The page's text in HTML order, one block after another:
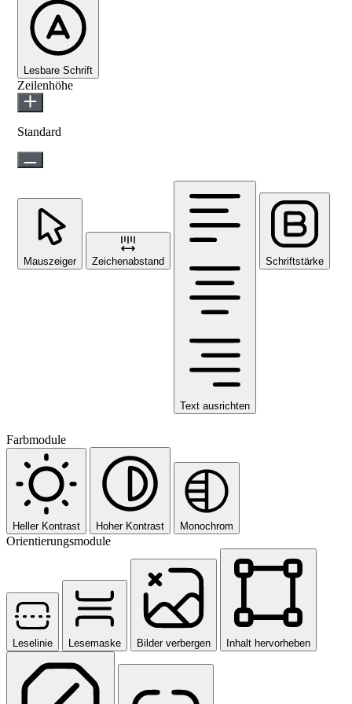
Lesbare Schrift
Zeilenhöhe
Standard
Mauszeiger Zeichenabstand
Text ausrichten
Schriftstärke
Farbmodule
Heller Kontrast Hoher Kontrast Monochrom
Orientierungsmodule
Leselinie Lesemaske Bilder verbergen Inhalt hervorheben